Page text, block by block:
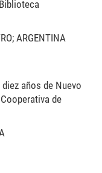
ARGENTINA
años de Nuevo
de